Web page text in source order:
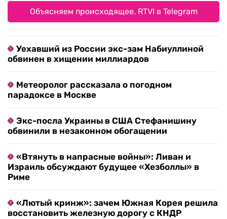
Объясняем происходящее. RTVI в Telegram
Уехавший из России экс-зам Набиуллиной
обвинен в хищении миллиардов
Метеоролог рассказала о погодном
парадоксе в Москве
Экс-посла Украины в США Стефанишину
обвинили в незаконном обогащении
«Втянуть в напрасные войны»: Ливан и
Израиль обсуждают будущее «Хезболлы» в
Риме
«Лютый кринж»: зачем Южная Корея решила
восстановить железную дорогу с КНДР